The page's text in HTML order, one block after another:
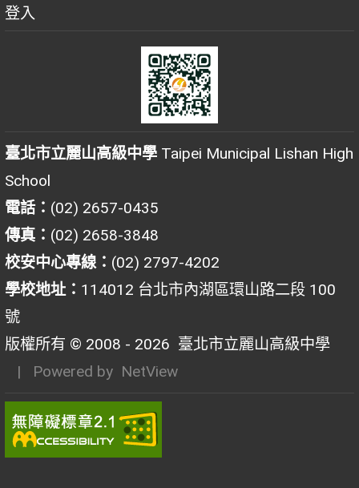
登入
臺北市立麗山高級中學 Taipei Municipal Lishan High
School
電話： (02) 2657-0435
傳真： (02) 2658-3848
校安中心專線： (02) 2797-4202
學校地址： 114012 台北市內湖區環山路二段 100
號
版權所有 © 2008 - 2026 臺北市立麗山高級中學
| Powered by NetView